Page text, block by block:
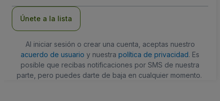
Únete a la lista
Al iniciar sesión o crear una cuenta, aceptas nuestro
acuerdo de usuario y nuestra política de privacidad. Es
posible que recibas notificaciones por SMS de nuestra
parte, pero puedes darte de baja en cualquier momento.